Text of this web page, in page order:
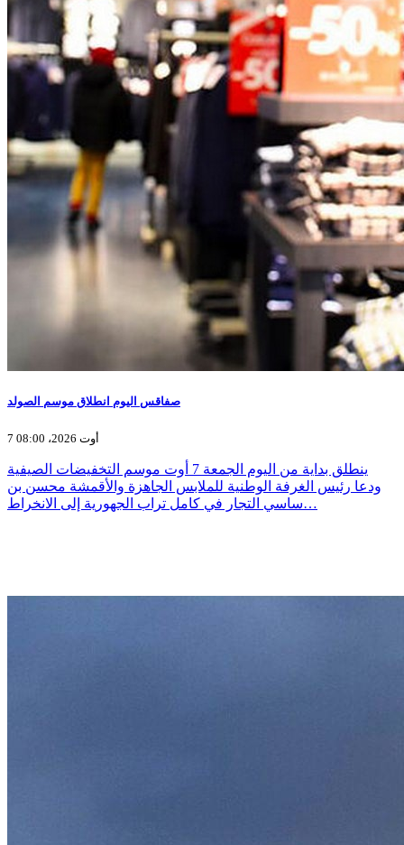
صفاقس اليوم انطلاق موسم الصولد
7 أوت 2026، 08:00
ينطلق بداية من اليوم الجمعة 7 أوت موسم التخفيضات الصيفية
ودعا رئيس الغرفة الوطنية للملابس الجاهزة والأقمشة محسن بن
ساسي التجار في كامل تراب الجهورية إلى الانخراط…